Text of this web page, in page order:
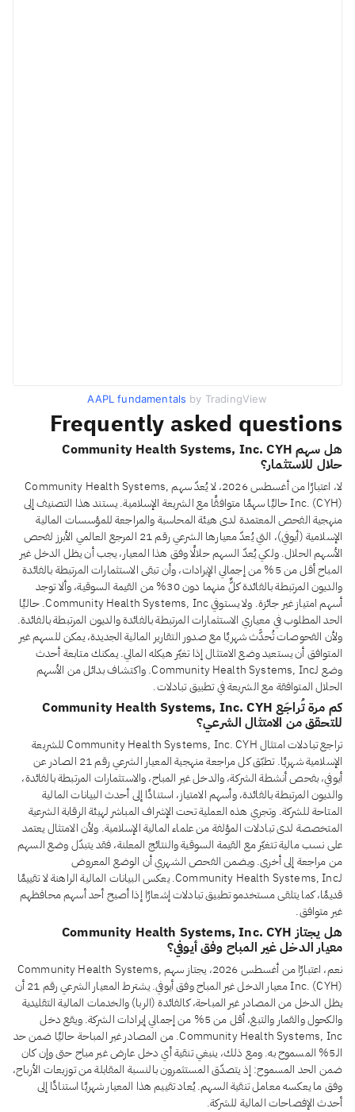
AAPL fundamentals by TradingView
Frequently asked questions
هل سهم Community Health Systems, Inc. CYH
حلال للاستثمار؟
لا، اعتبارًا من أغسطس 2026، لا يُعدّ سهم Community Health Systems,
Inc. (CYH) حاليًا سهمًا متوافقًا مع الشريعة الإسلامية. يستند هذا التصنيف إلى
منهجية الفحص المعتمدة لدى هيئة المحاسبة والمراجعة للمؤسسات المالية
الإسلامية (أيوفي)، التي يُعدّ معيارها الشرعي رقم 21 المرجع العالمي الأبرز لفحص
الأسهم الحلال. ولكي يُعدّ السهم حلالًا وفق هذا المعيار، يجب أن يظل الدخل غير
المباح أقل من 5% من إجمالي الإيرادات، وأن تبقى الاستثمارات المرتبطة بالفائدة
والديون المرتبطة بالفائدة كلٌّ منهما دون 30% من القيمة السوقية، وألا توجد
أسهم امتياز غير جائزة. ولا يستوفي Community Health Systems, Inc. حاليًا
الحد المطلوب في معياري الاستثمارات المرتبطة بالفائدة والديون المرتبطة بالفائدة.
ولأن الفحوصات تُحدَّث شهريًا مع صدور التقارير المالية الجديدة، يمكن للسهم غير
المتوافق أن يستعيد وضع الامتثال إذا تغيّر هيكله المالي. يمكنك متابعة أحدث
وضع لـCommunity Health Systems, Inc. واكتشاف بدائل من الأسهم
الحلال المتوافقة مع الشريعة في تطبيق تبادلات.
كم مرة تُراجَع Community Health Systems, Inc. CYH
للتحقق من الامتثال الشرعي؟
تراجع تبادلات امتثال Community Health Systems, Inc. CYH للشريعة
الإسلامية شهريًا. تطبّق كل مراجعة منهجية المعيار الشرعي رقم 21 الصادر عن
أيوفي، بفحص أنشطة الشركة، والدخل غير المباح، والاستثمارات المرتبطة بالفائدة،
والديون المرتبطة بالفائدة، وأسهم الامتياز، استنادًا إلى أحدث البيانات المالية
المتاحة للشركة. وتجري هذه العملية تحت الإشراف المباشر لهيئة الرقابة الشرعية
المتخصصة لدى تبادلات المؤلفة من علماء المالية الإسلامية. ولأن الامتثال يعتمد
على نسب مالية تتغيّر مع القيمة السوقية والنتائج المعلنة، فقد يتبدّل وضع السهم
من مراجعة إلى أخرى. ويضمن الفحص الشهري أن الوضع المعروض
لـCommunity Health Systems, Inc. يعكس البيانات المالية الراهنة لا تقييمًا
قديمًا، كما يتلقى مستخدمو تطبيق تبادلات إشعارًا إذا أصبح أحد أسهم محافظهم
غير متوافق.
هل يجتاز Community Health Systems, Inc. CYH
معيار الدخل غير المباح وفق أيوفي؟
نعم، اعتبارًا من أغسطس 2026، يجتاز سهم Community Health Systems,
Inc. (CYH) معيار الدخل غير المباح وفق أيوفي. يشترط المعيار الشرعي رقم 21 أن
يظل الدخل من المصادر غير المباحة، كالفائدة (الربا) والخدمات المالية التقليدية
والكحول والقمار والتبغ، أقل من 5% من إجمالي إيرادات الشركة. ويقع دخل
Community Health Systems, Inc. من المصادر غير المباحة حاليًا ضمن حد
الـ5% المسموح به. ومع ذلك، ينبغي تنقية أي دخل عارض غير مباح حتى وإن كان
ضمن الحد المسموح: إذ يتصدّق المستثمرون بالنسبة المقابلة من توزيعات الأرباح،
وفق ما يعكسه معامل تنقية السهم. يُعاد تقييم هذا المعيار شهريًا استنادًا إلى
أحدث الإفصاحات المالية للشركة.